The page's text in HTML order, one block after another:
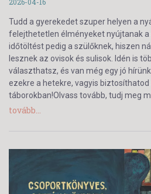
Tudd a gyerekedet szuper helyen a
felejthetetlen élményeket nyújtanak a
időtöltést pedig a szülőknek, hiszen
lesznek az ovisok és sulisok. Idén is
választhatsz, és van még egy jó
ezekre a hetekre, vagyis
táborokban!Olvass tovább, tudj meg
tovább...